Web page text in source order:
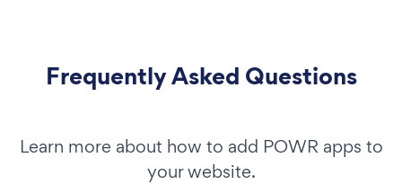
Frequently Asked Questions
Learn more about how to add POWR apps to
your website.